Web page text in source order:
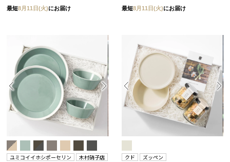
最短8月11日(火)にお届け 最短8月11日(火)にお届け
ユミコイイホシポーセリン 木村硝子店 クド ズッペン